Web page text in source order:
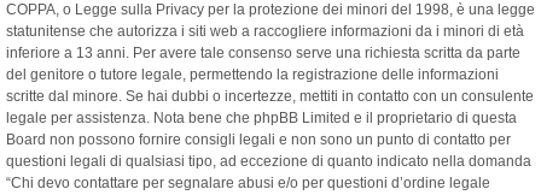
COPPA, o Legge sulla Privacy per la protezione dei minori del 1998, è una legge
statunitense che autorizza i siti web a raccogliere informazioni da i minori di età
inferiore a 13 anni. Per avere tale consenso serve una richiesta scritta da parte
del genitore o tutore legale, permettendo la registrazione delle informazioni
scritte dal minore. Se hai dubbi o incertezze, mettiti in contatto con un consulente
legale per assistenza. Nota bene che phpBB Limited e il proprietario di questa
Board non possono fornire consigli legali e non sono un punto di contatto per
questioni legali di qualsiasi tipo, ad eccezione di quanto indicato nella domanda
“Chi devo contattare per segnalare abusi e/o per questioni d’ordine legale